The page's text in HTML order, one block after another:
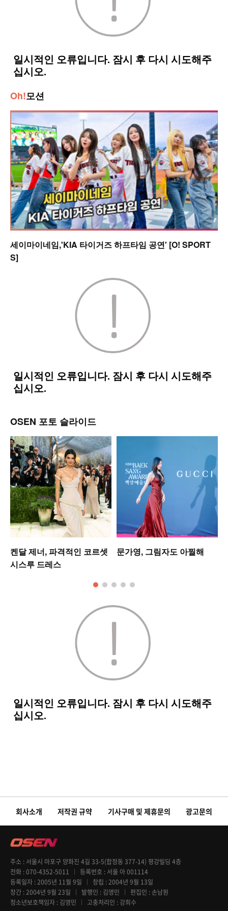
Oh!모션
세이마이네임,'KIA 타이거즈 하프타임 공연' [O! SPORT
S]
OSEN 포토 슬라이드
켄달 제너, 파격적인 코르셋
시스루 드레스
문가영, 그림자도 아찔해
회사소개 저작권 규약 기사구매 및 제휴문의 광고문의
주소
서울시 마포구 양화진 4길 33-5(합정동 377-14) 평강빌딩 4층
전화 070-4352-5011 등록번호
서울 아 001114
등록일자 2005년 11월 9일 창립 2004년 9월 13일
창간 2004년 9월 23일 발행인 김영민 편집인
손남원
청소년보호책임자 김영민 고충처리인 강희수